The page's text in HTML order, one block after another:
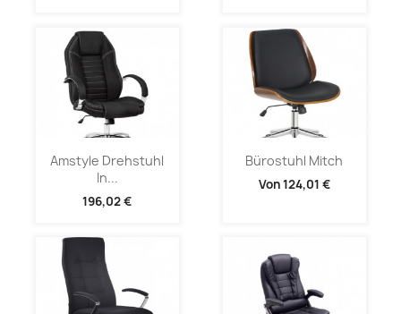
Amstyle Drehstuhl
In...
196,02 €
Bürostuhl Mitch
Von124,01 €